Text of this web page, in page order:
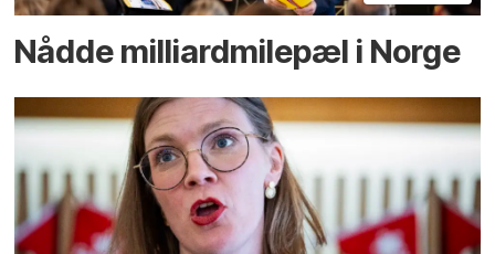
Nådde milliard­­milepæl i Norge